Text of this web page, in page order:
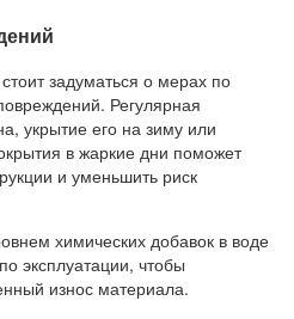
задуматься о мерах по
Регулярная
укрытие его на зиму или
в жаркие дни поможет
и уменьшить риск
химических добавок в воде
эксплуатации, чтобы
износ материала.